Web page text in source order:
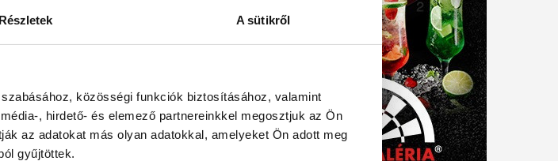
Részletek A sütikről
közösségi funkciók biztosításához, valamint
, hirdető- és elemező partnereinkkel megosztjuk az Ön
az adatokat más olyan adatokkal, amelyeket Ön adott meg
gyűjtöttek.
a